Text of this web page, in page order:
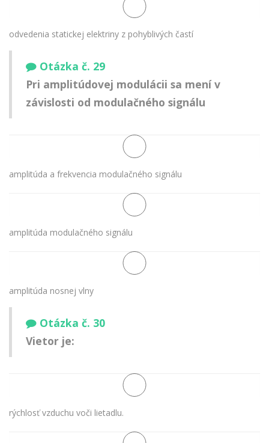
odvedenia statickej elektriny z pohyblivých častí
Otázka č. 29
Pri amplitúdovej modulácii sa mení v
závislosti od modulačného signálu
amplitúda a frekvencia modulačného signálu
amplitúda modulačného signálu
amplitúda nosnej vlny
Otázka č. 30
Vietor je:
rýchlosť vzduchu voči lietadlu.